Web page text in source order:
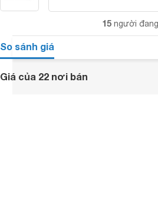
15 người
So sánh giá
Giá của 22 nơi bán